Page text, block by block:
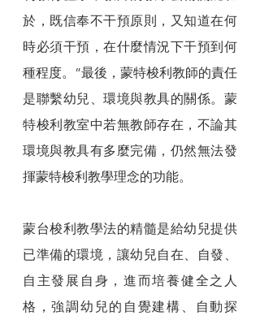
於，既信奉不干預原則，又知道在何
時必須干預，在什麼情況下干預到何
種程度。”最後，蒙特梭利教師的責任
是聯繫幼兒、環境與教具的關係。蒙
特梭利教室中若無教師存在，不論其
環境與教具有多麼完備，仍然無法發
揮蒙特梭利教學理念的功能。
蒙台梭利教學法的精髓是給幼兒提供
已準備的環境，讓幼兒自在、自發、
自主發展自身，進而培養健全之人
格，強調幼兒的自覺建構、自動探